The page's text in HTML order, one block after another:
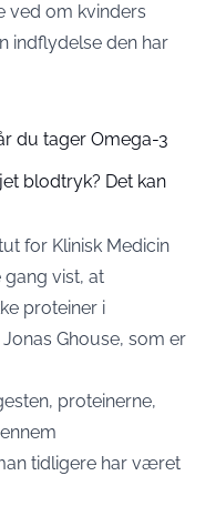
ved om kvinders
indflydelse den har
du tager Omega-3
blodtryk? Det kan
for Klinisk Medicin
vist, at
proteiner i
Ghouse, som er
proteinerne,
tidligere har været